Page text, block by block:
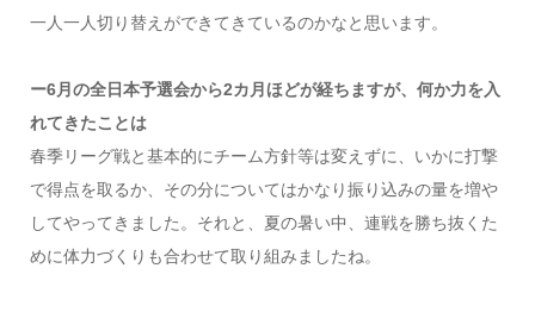
一人一人切り替えができてきているのかなと思います。
ー6月の全日本予選会から2カ月ほどが経ちますが、何か力を入
れてきたことは
春季リーグ戦と基本的にチーム方針等は変えずに、いかに打撃
で得点を取るか、その分についてはかなり振り込みの量を増や
してやってきました。それと、夏の暑い中、連戦を勝ち抜くた
めに体力づくりも合わせて取り組みましたね。